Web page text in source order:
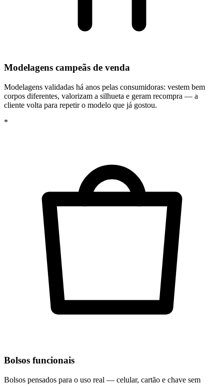
Modelagens campeãs de venda
Modelagens validadas há anos pelas consumidoras: vestem bem
corpos diferentes, valorizam a silhueta e geram recompra — a
cliente volta para repetir o modelo que já gostou.
*
Bolsos funcionais
Bolsos pensados para o uso real — celular, cartão e chave sem